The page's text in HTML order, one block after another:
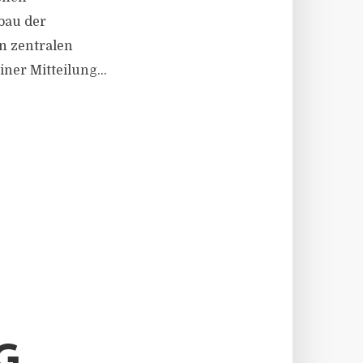
der
zentralen
Mitteilung...